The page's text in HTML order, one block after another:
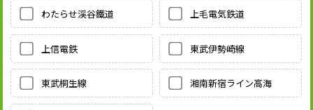
わたらせ渓谷鐵道 上毛電気鉄道
上信電鉄 東武伊勢崎線
東武桐生線 湘南新宿ライン高海